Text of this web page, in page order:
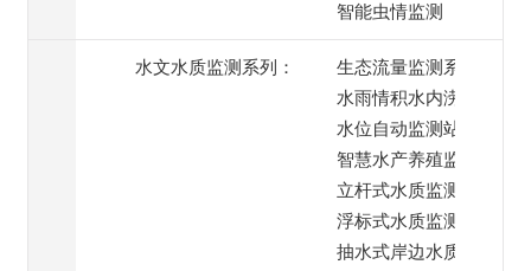
智能虫情监测
水文水质监测系列：
生态流量监测系统
水雨情积水内涝监测
水位自动监测站
智慧水产养殖监测
立杆式水质监测系统
浮标式水质监测系统
抽水式岸边水质监测